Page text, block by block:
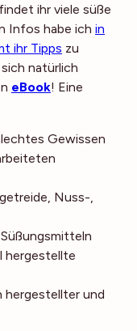
ihr viele süße
Infos habe ich in
ihr Tipps zu
natürlich
eBook! Eine
Gewissen
Nuss-,
hergestellte
hergestellter und